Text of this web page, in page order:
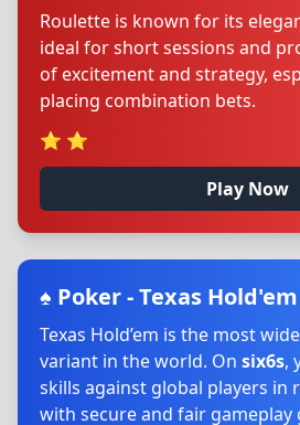
Roulette is known for its
ideal for short sessions and
of excitement and strategy,
placing combination bets.
⭐ ⭐
Play Now
♠️ Poker - Texas Hold'em
Texas Hold’em is the most
variant in the world. On six6s,
skills against global players in
with secure and fair gameplay